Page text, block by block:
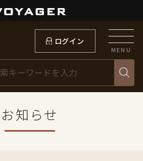
ログイン
MENU
お知らせ